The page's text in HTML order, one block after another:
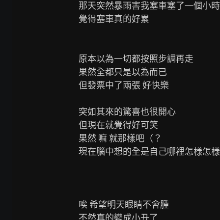
那天突然暴雨害我塞車塞了一個小時
覺得塞車真的好累
原本以為一切都按照步調再走
果然全都只是以為而已
但發票中了兩張 好快樂
突如其來的驚喜也很開心
但現在就覺得好可笑
果然 嘛 就那樣吧（？
現在腦中想的全是自己哪裡怎樣怎
唉 希望明天眼睛不會腫
不然真的變成小丑了